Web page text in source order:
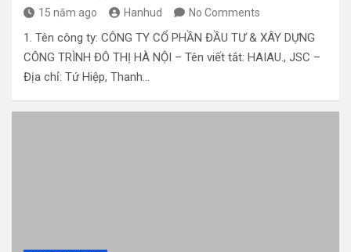
15 năm ago Hanhud No Comments
1. Tên công ty: CÔNG TY CỔ PHẦN ĐẦU TƯ & XÂY DỰNG
CÔNG TRÌNH ĐÔ THỊ HÀ NỘI – Tên viết tắt: HAIAU., JSC –
Địa chỉ: Tứ Hiệp, Thanh…